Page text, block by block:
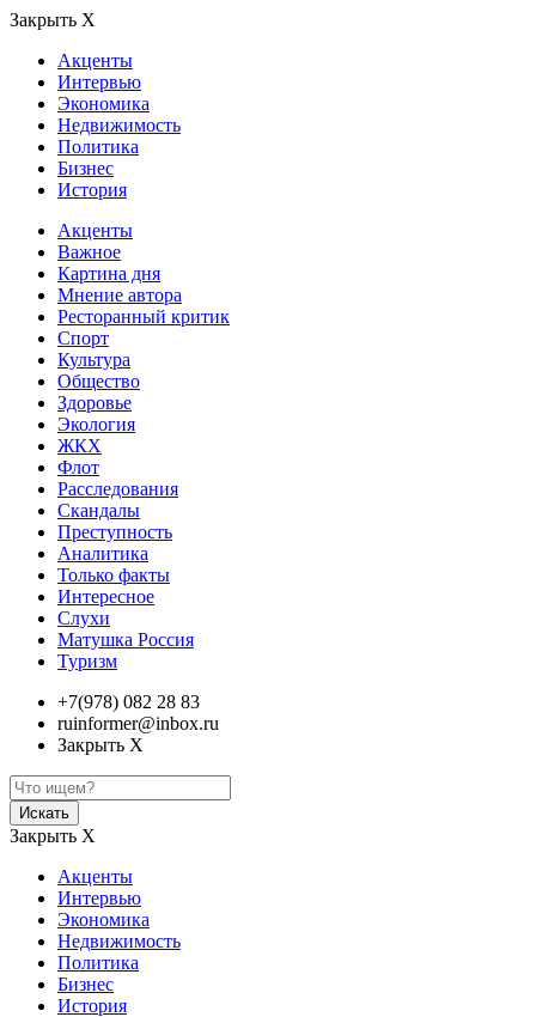
Закрыть Х
Акценты
Интервью
Экономика
Недвижимость
Политика
Бизнес
История
Акценты
Важное
Картина дня
Мнение автора
Ресторанный критик
Спорт
Культура
Общество
Здоровье
Экология
ЖКХ
Флот
Расследования
Скандалы
Преступность
Аналитика
Только факты
Интересное
Слухи
Матушка Россия
Туризм
+7(978) 082 28 83
ruinformer@inbox.ru
Закрыть Х
Искать
Закрыть Х
Акценты
Интервью
Экономика
Недвижимость
Политика
Бизнес
История